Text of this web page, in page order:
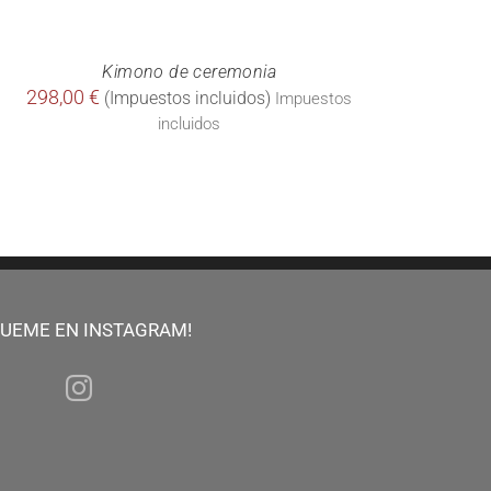
Kimono de ceremonia
298,00€
Impuestos
incluidos
EN INSTAGRAM!